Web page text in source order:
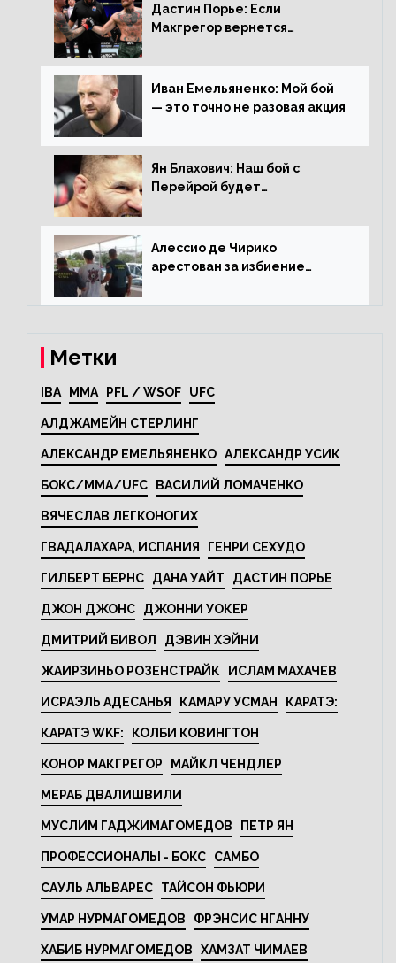
Дастин Порье: Если
Макгрегор вернется
раунда на Чендлера
Иван Емельяненко: Мой бой
— это точно не разовая акция
Ян Блахович: Наш бой с
Перейрой будет
Алессио де Чирико
арестован за избиение
Метки
IBA MMA PFL / WSOF UFC
АЛДЖАМЕЙН СТЕРЛИНГ
АЛЕКСАНДР ЕМЕЛЬЯНЕНКО АЛЕКСАНДР УСИК
БОКС/MMA/UFC ВАСИЛИЙ ЛОМАЧЕНКО
ВЯЧЕСЛАВ ЛЕГКОНОГИХ
ГВАДАЛАХАРА, ИСПАНИЯ ГЕНРИ СЕХУДО
ГИЛБЕРТ БЕРНС ДАНА УАЙТ ДАСТИН ПОРЬЕ
ДЖОН ДЖОНС ДЖОННИ УОКЕР
ДМИТРИЙ БИВОЛ ДЭВИН ХЭЙНИ
ЖАИРЗИНЬО РОЗЕНСТРАЙК ИСЛАМ МАХАЧЕВ
ИСРАЭЛЬ АДЕСАНЬЯ КАМАРУ УСМАН КАРАТЭ:
КАРАТЭ WKF: КОЛБИ КОВИНГТОН
КОНОР МАКГРЕГОР МАЙКЛ ЧЕНДЛЕР
МЕРАБ ДВАЛИШВИЛИ
МУСЛИМ ГАДЖИМАГОМЕДОВ ПЕТР ЯН
ПРОФЕССИОНАЛЫ - БОКС САМБО
САУЛЬ АЛЬВАРЕС ТАЙСОН ФЬЮРИ
УМАР НУРМАГОМЕДОВ ФРЭНСИС НГАННУ
ХАБИБ НУРМАГОМЕДОВ ХАМЗАТ ЧИМАЕВ